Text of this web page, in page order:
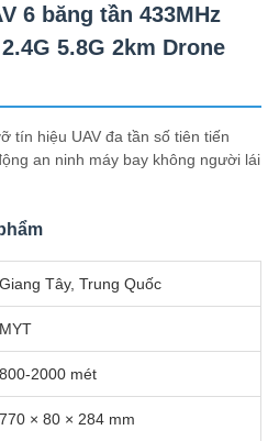
6 băng tần 433MHz
5.8G 2km Drone
tín hiệu UAV đa tần số tiên tiến
an ninh máy bay không người lái
Giang Tây, Trung Quốc
MYT
800-2000 mét
770 × 80 × 284 mm